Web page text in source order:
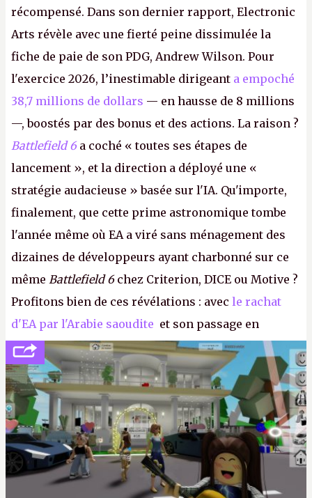
récompensé. Dans son dernier rapport, Electronic
Arts révèle avec une fierté peine dissimulée la
fiche de paie de son PDG, Andrew Wilson. Pour
l'exercice 2026, l’inestimable dirigeant a empoché
38,7 millions de dollars — en hausse de 8 millions
—, boostés par des bonus et des actions. La raison ?
Battlefield 6 a coché « toutes ses étapes de
lancement », et la direction a déployé une «
stratégie audacieuse » basée sur l'IA. Qu'importe,
finalement, que cette prime astronomique tombe
l'année même où EA a viré sans ménagement des
dizaines de développeurs ayant charbonné sur ce
même Battlefield 6chez Criterion, DICE ou Motive ?
Profitons bien de ces révélations : avec le rachat
d'EA par l'Arabie saoudite et son passage en
société privée, l'éditeur n'aura bientôt plus
l'obligation de publier ses bilans. Encore une
victoire pour la transparence.P.